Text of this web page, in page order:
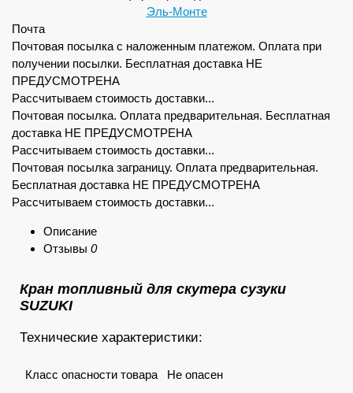
Эль-Монте
Почта
Почтовая посылка с наложенным платежом. Оплата при
получении посылки. Бесплатная доставка НЕ
ПРЕДУСМОТРЕНА
Рассчитываем стоимость доставки...
Почтовая посылка. Оплата предварительная. Бесплатная
доставка НЕ ПРЕДУСМОТРЕНА
Рассчитываем стоимость доставки...
Почтовая посылка заграницу. Оплата предварительная.
Бесплатная доставка НЕ ПРЕДУСМОТРЕНА
Рассчитываем стоимость доставки...
Описание
Отзывы 0
Кран топливный для скутера сузуки
SUZUKI
Технические характеристики:
Класс опасности товара
Не опасен